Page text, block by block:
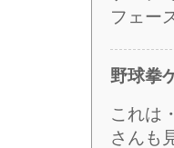
フェー
野球拳
これは
さんも